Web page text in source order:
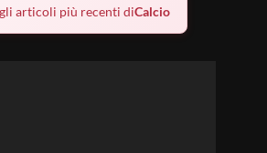
gli articoli più recenti diCalcio